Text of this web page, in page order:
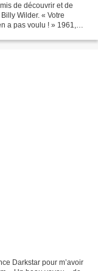
de découvrir et de
Wilder. « Votre
a pas voulu ! » 1961,
Darkstar pour m’avoir